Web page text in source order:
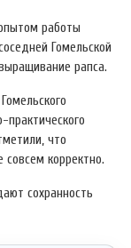
работы
Гомельской
рапса.
что
корректно.
сохранность